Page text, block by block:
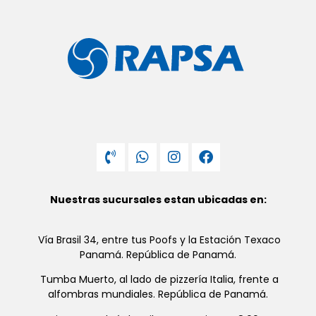
Nuestras sucursales estan ubicadas en:
Vía Brasil 34, entre tus Poofs y la Estación Texaco
Panamá. República de Panamá.
Tumba Muerto, al lado de pizzería Italia, frente a
alfombras mundiales. República de Panamá.